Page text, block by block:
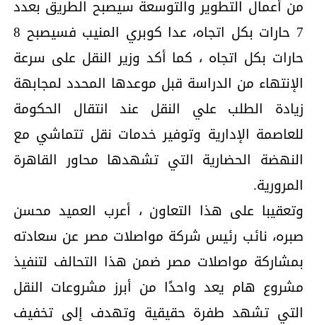
من أعمال التطوير والتوسعة سيصبح الطريق بعدد
7 حارات بكل اتجاه، عدا كوبري المنيب فسيصبح 8
حارات بكل اتجاه ، كما أكد وزير النقل على سرعة
الإنتهاء من الدراسة قبل موعدها المحدد لمجابهة
زيادة الطلب علي النقل عند انتقال الحكومة
للعاصمة الإدارية وتوفير خدمات نقل تتماشي مع
النهضة الحضارية التي تشهدها محاور القاهرة
المرورية.
وتعقيبا على هذا التعاون ، أعرب العميد محسن
صبره، نائب رئيس شركة مواصلات مصر عن سعادته
بمشاركة مواصلات مصر ضمن هذا التحالف لتنفيذ
مشروع هام يعد واحدًا من أبرز مشروعات النقل
التي تشهد طفرة حقيقية وتهدف إلى تخفيف